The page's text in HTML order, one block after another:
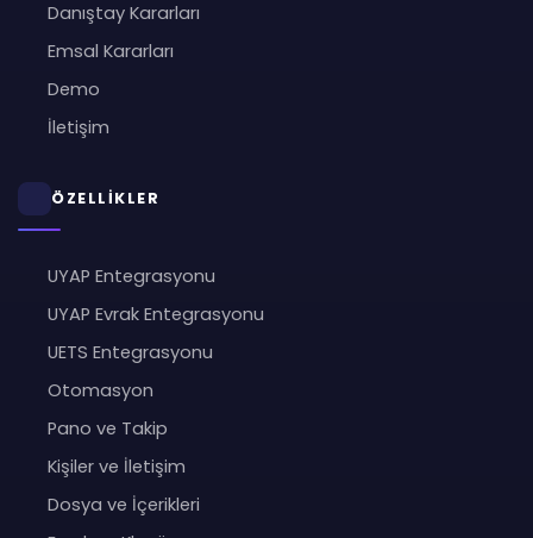
Danıştay Kararları
Emsal Kararları
Demo
İletişim
ÖZELLİKLER
UYAP Entegrasyonu
UYAP Evrak Entegrasyonu
UETS Entegrasyonu
Otomasyon
Pano ve Takip
Kişiler ve İletişim
Dosya ve İçerikleri